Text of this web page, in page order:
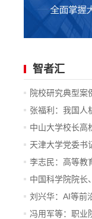
智者汇
院校研究典型案
张福利：我国人
中山大学校长高
发...
天津大学党委书
一...
李志民：高等教
中国科学院院长
进...
刘兴华：AI等前
底...
冯用军等：职业